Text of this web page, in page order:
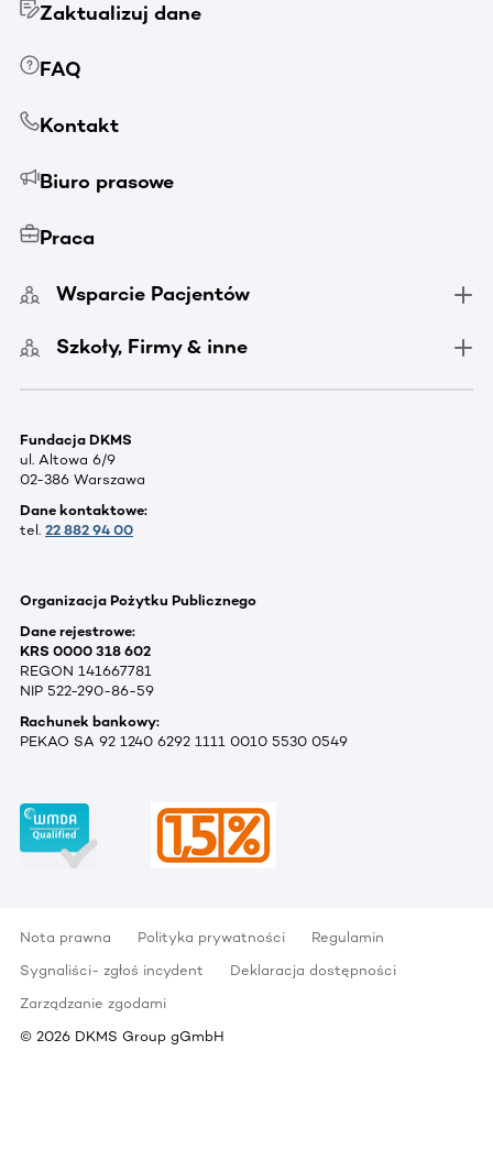
Zaktualizuj dane
FAQ
Kontakt
Biuro prasowe
Praca
Wsparcie Pacjentów
Szkoły, Firmy & inne
Fundacja DKMS
ul. Altowa 6/9
02-386 Warszawa
Dane kontaktowe:
tel. 22 882 94 00
Organizacja Pożytku Publicznego
Dane rejestrowe:
KRS 0000 318 602
REGON 141667781
NIP 522-290-86-59
Rachunek bankowy:
PEKAO SA 92 1240 6292 1111 0010 5530 0549
Nota prawna Polityka prywatności
Regulamin
Sygnaliści- zgłoś incydent
Deklaracja dostępności
Zarządzanie zgodami
© 2026 DKMS Group gGmbH